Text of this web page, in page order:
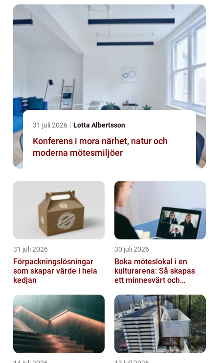
31 juli 2026 Lotta Albertsson
Konferens i mora närhet, natur och
moderna mötesmiljöer
31 juli 2026
Förpackningslösningar
som skapar värde i hela
kedjan
30 juli 2026
Boka möteslokal i en
kulturarena: Så skapas
ett minnesvärt och